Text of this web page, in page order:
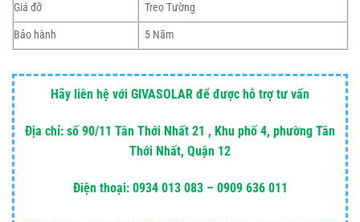
Giá đỡ
Treo Tường
Bảo hành
5 Năm
Hãy liên hệ với GIVASOLAR để được hỗ trợ tư vấn
Địa chỉ: số 90/11 Tân Thới Nhất 21 , Khu phố 4, phường Tân
Thới Nhất, Quận 12
Điện thoại: 0934 013 083 – 0909 636 011